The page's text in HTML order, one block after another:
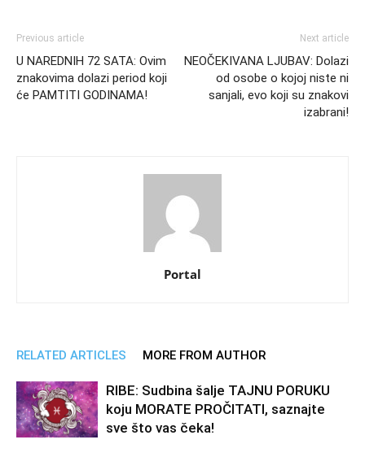
Previous article
U NAREDNIH 72 SATA: Ovim
znakovima dolazi period koji
će PAMTITI GODINAMA!
Next article
NEOČEKIVANA LJUBAV: Dolazi
od osobe o kojoj niste ni
sanjali, evo koji su znakovi
izabrani!
Portal
RELATED ARTICLES MORE FROM AUTHOR
RIBE: Sudbina šalje TAJNU PORUKU
koju MORATE PROČITATI, saznajte
sve što vas čeka!